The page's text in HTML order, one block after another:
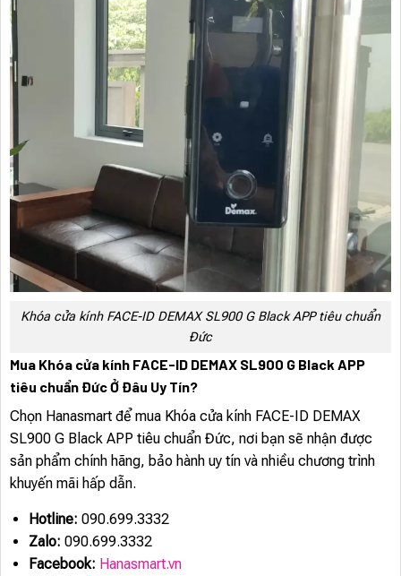
Khóa cửa kính FACE-ID DEMAX SL900 G Black APP tiêu chuẩn
Đức
Mua Khóa cửa kính FACE-ID DEMAX SL900 G Black APP
tiêu chuẩn Đức Ở Đâu Uy Tín?
Chọn Hanasmart để mua Khóa cửa kính FACE-ID DEMAX
SL900 G Black APP tiêu chuẩn Đức, nơi bạn sẽ nhận được
sản phẩm chính hãng, bảo hành uy tín và nhiều chương trình
khuyến mãi hấp dẫn.
Hotline: 090.699.3332
Zalo: 090.699.3332
Facebook: Hanasmart.vn